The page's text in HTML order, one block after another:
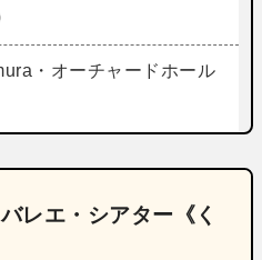
・オーチャードホール
レエ・シアター《く